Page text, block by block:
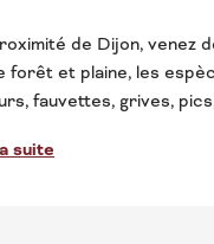
de Dijon, venez
forêt et plaine, les
fauvettes, grives,
suite